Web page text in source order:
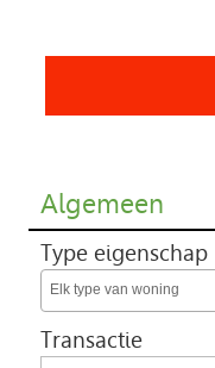
Algemeen
Type eigenschap
Elk type van woning
Transactie